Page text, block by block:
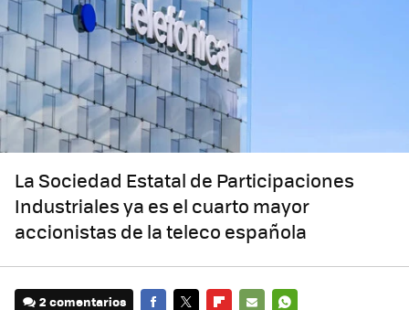
La Sociedad Estatal de Participaciones
Industriales ya es el cuarto mayor
accionistas de la teleco española
2 comentarios